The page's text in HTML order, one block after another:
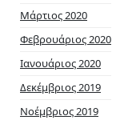
Μάρτιος 2020
Φεβρουάριος 2020
Ιανουάριος 2020
Δεκέμβριος 2019
Νοέμβριος 2019